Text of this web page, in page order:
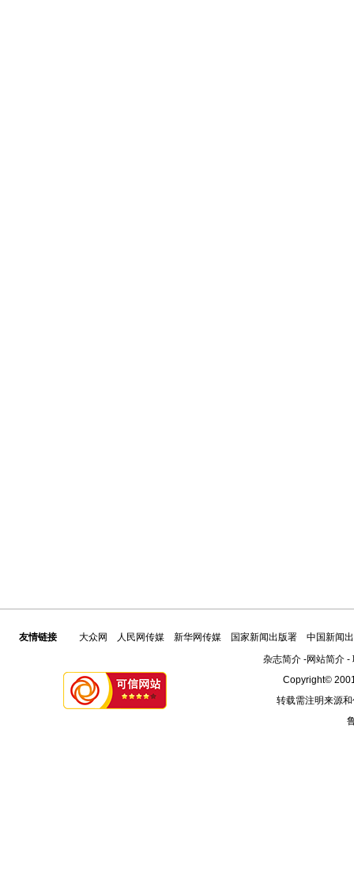
友情链接 大众网 人民网传媒 新华网传媒 国家新闻出版署
中国新闻
杂志简介-网站简介-
Copyright©
转载需注明来源